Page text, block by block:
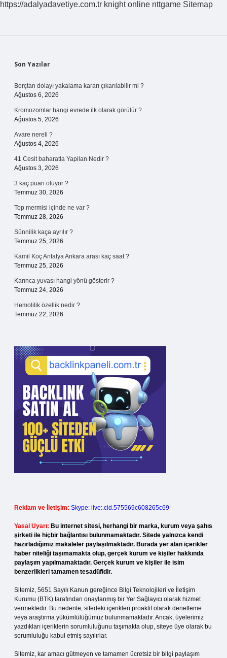
https://adalyadavetiye.com.tr knight online nttgame Sitemap
Sidebar
Son Yazılar
Borçtan dolayı yakalama kararı çıkarılabilir mi ?
Ağustos 6, 2026
Kromozomlar hangi evrede ilk olarak görülür ?
Ağustos 5, 2026
Avare nereli ?
Ağustos 4, 2026
41 Cesit baharatla Yapilan Nedir ?
Ağustos 3, 2026
3 kaç puan oluyor ?
Temmuz 30, 2026
Top mermisi içinde ne var ?
Temmuz 28, 2026
Sünnilik kaça ayrılır ?
Temmuz 25, 2026
Kamil Koç Antalya Ankara arası kaç saat ?
Temmuz 25, 2026
Karınca yuvası hangi yönü gösterir ?
Temmuz 24, 2026
Hemolitik özellik nedir ?
Temmuz 22, 2026
Reklam ve İletişim: Skype: live:.cid.575569c608265c69
Yasal Uyarı: Bu internet sitesi, herhangi bir marka, kurum veya şahıs
şirketi ile hiçbir bağlantısı bulunmamaktadır. Sitede yalnızca kendi
hazırladığımız makaleler paylaşılmaktadır. Burada yer alan içerikler
haber niteliği taşımamakta olup, gerçek kurum ve kişiler hakkında
paylaşım yapılmamaktadır. Gerçek kurum ve kişiler ile isim
benzerlikleri tamamen tesadüfidir.
Sitemiz, 5651 Sayılı Kanun gereğince Bilgi Teknolojileri ve İletişim
Kurumu (BTK) tarafından onaylanmış bir Yer Sağlayıcı olarak hizmet
vermektedir. Bu nedenle, sitedeki içerikleri proaktif olarak denetleme
veya araştırma yükümlülüğümüz bulunmamaktadır. Ancak, üyelerimiz
yazdıkları içeriklerin sorumluluğunu taşımakta olup, siteye üye olarak bu
sorumluluğu kabul etmiş sayılırlar.
Sitemiz, kar amacı gütmeyen ve tamamen ücretsiz bir bilgi paylaşım